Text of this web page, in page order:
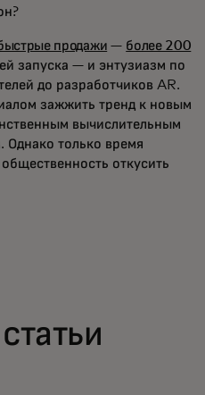
продажи — более 200
запуска — и энтузиазм по
до разработчиков AR.
зажжить тренд к новым
вычислительным
Однако только время
откусить